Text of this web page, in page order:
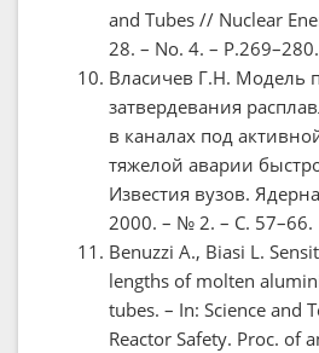
and Tubes // Nuclear
28. – No. 4. – P.269–280.
Власичев Г.Н. Модель
затвердевания
в каналах под
тяжелой аварии
Известия вузов.
2000. – № 2. – С. 57–66.
Benuzzi A., Biasi L.
lengths of molten
tubes. – In: Science and
Reactor Safety. Proc. of